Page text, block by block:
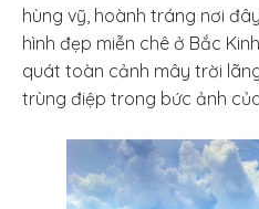
hùng vỹ, hoành tráng nơi
hình đẹp miễn chê ở Bắc
quát toàn cảnh mây trời
trùng điệp trong bức ảnh